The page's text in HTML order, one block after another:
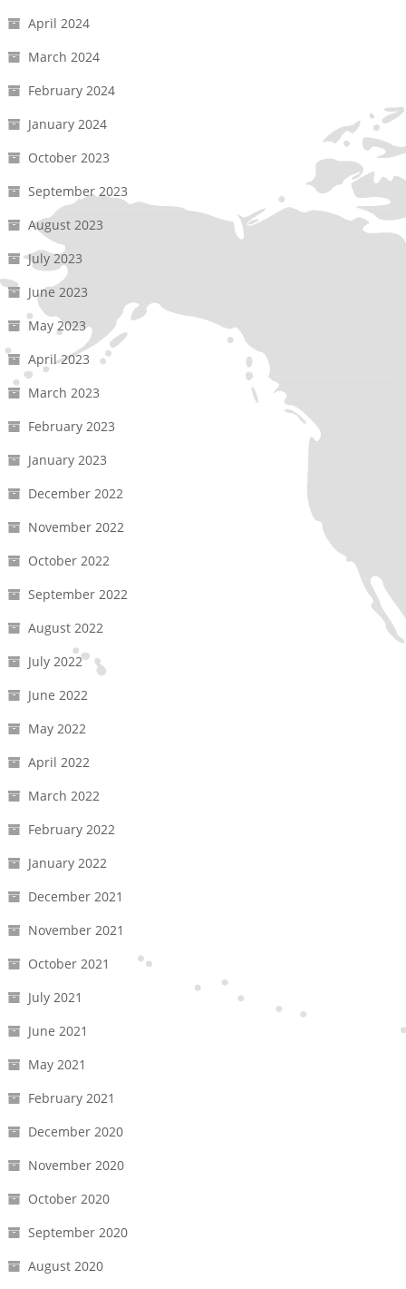
April 2024
March 2024
February 2024
January 2024
October 2023
September 2023
August 2023
July 2023
June 2023
May 2023
April 2023
March 2023
February 2023
January 2023
December 2022
November 2022
October 2022
September 2022
August 2022
July 2022
June 2022
May 2022
April 2022
March 2022
February 2022
January 2022
December 2021
November 2021
October 2021
July 2021
June 2021
May 2021
February 2021
December 2020
November 2020
October 2020
September 2020
August 2020